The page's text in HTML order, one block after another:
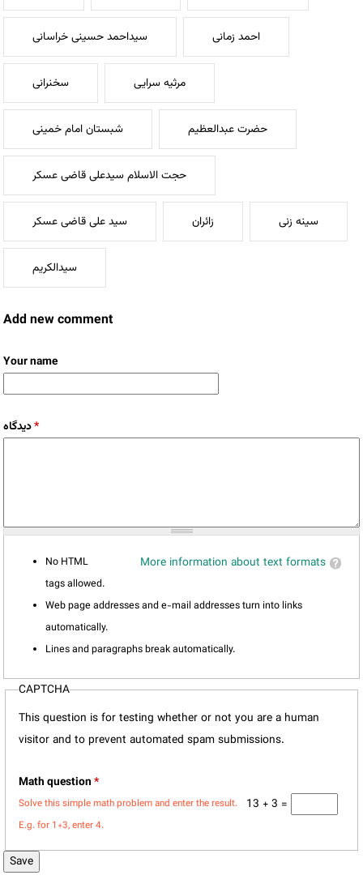
سیداحمد حسینی خراسانی احمد زمانی
سخنرانی مرثیه سرایی
شبستان امام خمینی حضرت عبدالعظیم
حجت الاسلام سیدعلی قاضی عسکر
سید علی قاضی عسکر زائران سینه زنی
سیدالکریم
Add new comment
Your name
دیدگاه*
More information about text formats
No HTML
tags allowed.
Web page addresses and e-mail addresses turn into links
automatically.
Lines and paragraphs break automatically.
CAPTCHA
This question is for testing whether or not you are a human
visitor and to prevent automated spam submissions.
Math question*
13 + 3 =
Solve this simple math problem and enter the result.
E.g. for 1+3, enter 4.